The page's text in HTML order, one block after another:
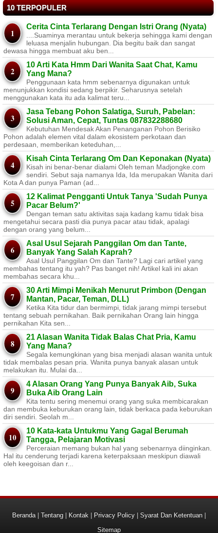
10 TERPOPULER
Cerita Cinta Terlarang Dengan Istri Orang (Nyata)
....Suaminya merantau untuk bekerja sehingga kami dengan
leluasa menjalin hubungan. Dia begitu baik dan sangat
dewasa hingga membuat aku ben...
10 Arti Kata Hmm Dari Wanita Saat Chat, Kamu
Yang Mana?
Penggunaan kata hmm sebenarnya digunakan untuk
menunjukkan kondisi sedang berpikir. Seharusnya setelah
menggunakan kata itu ada kalimat teru...
Jasa Tebang Pohon Salatiga, Suruh, Pabelan:
Solusi Aman, Cepat, Tuntas 087832288680
Kebutuhan Mendesak Akan Penanganan Pohon Berisiko ​
Pohon adalah elemen vital dalam ekosistem perkotaan dan
perdesaan, memberikan keteduhan,...
Kisah Cinta Terlarang Om Dan Keponakan (Nyata)
Kisah ini benar-benar dialami Oleh teman Madjongke.com
sendiri. Sebut saja namanya Ida, Ida merupakan Wanita dari
Kota A dan punya Paman (ad...
12 Kalimat Pengganti Untuk Tanya 'Sudah Punya
Pacar Belum?'
Dengan teman satu aktivitas saja kadang kamu tidak bisa
mengetahui secara pasti dia punya pacar atau tidak, apalagi
dengan orang yang belum...
Asal Usul Sejarah Panggilan Om dan Tante,
Banyak Yang Salah Kaprah?
Asal Usul Panggilan Om dan Tante? Lagi cari artikel yang
membahas tentang itu yah? Pas banget nih! Artikel kali ini akan
membahas secara khu...
30 Arti Mimpi Menikah Menurut Primbon (Dengan
Mantan, Pacar, Teman, DLL)
Ketika Kita tidur dan bermimpi, tidak jarang mimpi tersebut
tentang sebuah pernikahan. Baik pernikahan Orang lain hingga
pernikahan Kita sen...
21 Alasan Wanita Tidak Balas Chat Pria, Kamu
Yang Mana?
Segala kemungkinan yang bisa menjadi alasan wanita untuk
tidak membalas pesan pria. Wanita punya banyak alasan untuk
melakukan itu. Mulai da...
4 Alasan Orang Yang Punya Banyak Aib, Suka
Buka Aib Orang Lain
Kita tentu sering menemui orang yang suka membicarakan
dan membuka keburukan orang lain, tidak berkaca pada keburukan
diri sendiri. Seolah m...
10 Kata-kata Untukmu Yang Gagal Berumah
Tangga, Pelajaran Motivasi
Perceraian memang bukan hal yang sebenarnya diinginkan.
Hal itu cenderung terjadi karena keterpaksaan meskipun diawali
oleh keegoisan dan r...
Beranda | Tentang | Kontak | Privacy Policy | Syarat Dan Ketentuan |
Sitemap